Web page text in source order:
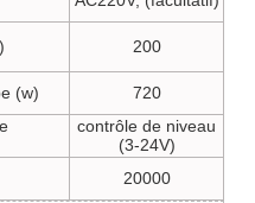
200
(w)
720
contrôle de niveau
(3-24V)
20000